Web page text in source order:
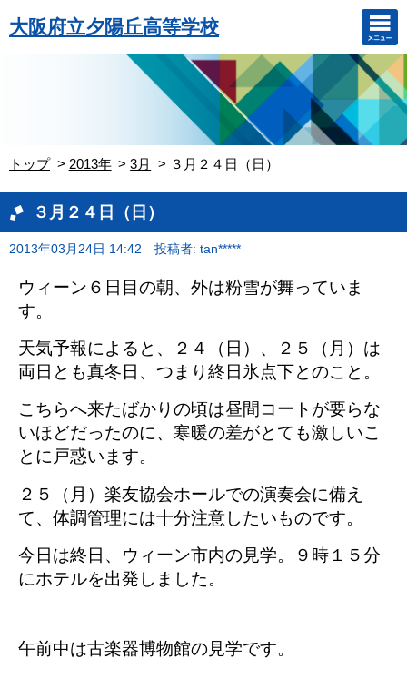
大阪府立夕陽丘高等学校
トップ 2013年 3月 ３月２４日（日）
３月２４日（日）
2013年03月24日 14:42 投稿者: tan*****
ウィーン６日目の朝、外は粉雪が舞っていま
す。
天気予報によると、２４（日）、２５（月）は
両日とも真冬日、つまり終日氷点下とのこと。
こちらへ来たばかりの頃は昼間コートが要らな
いほどだったのに、寒暖の差がとても激しいこ
とに戸惑います。
２５（月）楽友協会ホールでの演奏会に備え
て、体調管理には十分注意したいものです。
今日は終日、ウィーン市内の見学。９時１５分
にホテルを出発しました。
午前中は古楽器博物館の見学です。